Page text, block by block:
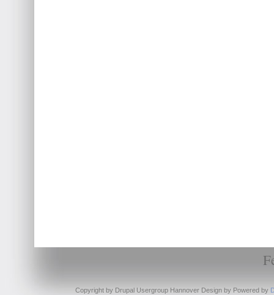
Copyright by Drupal Usergroup Hannover Design by Powered by